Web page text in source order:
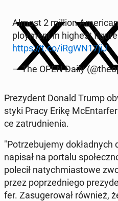
Almost 2 million
ploy­ment in highest
https://t.co/iRgWN17jiJ
— The OPEN Daily
Pre­zy­dent Donald Trump
sty­ki Pracy Erikę
ce za­trud­nie­nia.
"Po­trze­bu­je­my do­kład­nych
napisał na portalu
polecił na­tych­mia­sto­we
przez po­przed­nie­go
fer. Za­su­ge­ro­wał również,